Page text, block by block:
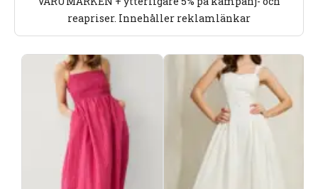
reapriser. Innehåller reklamlänkar